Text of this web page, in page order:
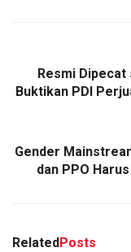
Resmi
Buktikan PDI
Gender
dan PPO
Related Posts